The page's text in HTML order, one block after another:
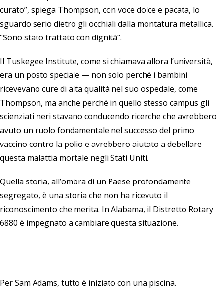
curato”, spiega Thompson, con voce dolce e pacata, lo
sguardo serio dietro gli occhiali dalla montatura metallica.
“Sono stato trattato con dignità”.
Il Tuskegee Institute, come si chiamava allora l’università,
era un posto speciale — non solo perché i bambini
ricevevano cure di alta qualità nel suo ospedale, come
Thompson, ma anche perché in quello stesso campus gli
scienziati neri stavano conducendo ricerche che avrebbero
avuto un ruolo fondamentale nel successo del primo
vaccino contro la polio e avrebbero aiutato a debellare
questa malattia mortale negli Stati Uniti.
Quella storia, all’ombra di un Paese profondamente
segregato, è una storia che non ha ricevuto il
riconoscimento che merita. In Alabama, il Distretto Rotary
6880 è impegnato a cambiare questa situazione.
Per Sam Adams, tutto è iniziato con una piscina.